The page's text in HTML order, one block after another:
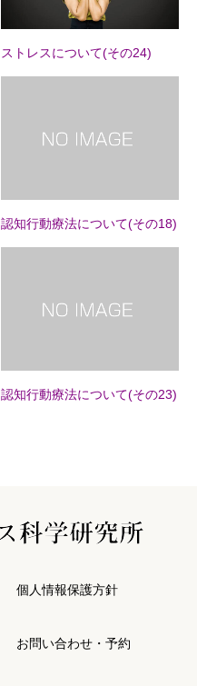
ストレスについて(その24)
認知行動療法について(その18)
認知行動療法について(その23)
個人情報保護方針
お問い合わせ・予約